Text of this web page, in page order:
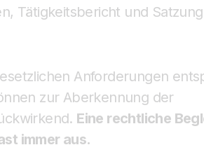
Tätigkeitsbericht und
Anforderungen
zur Aberkennung der
Eine rechtliche
immer aus.